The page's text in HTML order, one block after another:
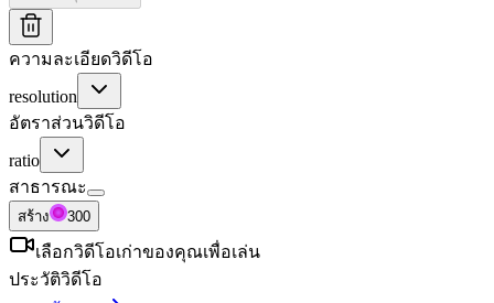
ความละเอียดวิดีโอ
resolution
อัตราส่วนวิดีโอ
ratio
สาธารณะ
สร้าง 300
เลือกวิดีโอเก่าของคุณเพื่อเล่น
ประวัติวิดีโอ